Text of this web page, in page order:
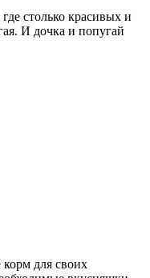
столько красивых и
И дочка и попугай
для своих